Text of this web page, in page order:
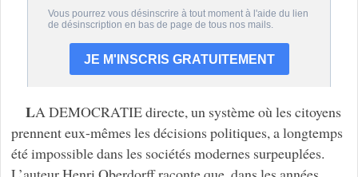
LA DEMOCRATIE directe, un système où les citoyens
prennent eux-mêmes les décisions politiques, a longtemps
été impossible dans les sociétés modernes surpeuplées.